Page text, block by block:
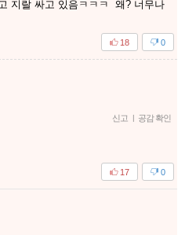
지랄 싸고 있음ㅋㅋㅋ 왜? 너무나
0
18
신고 | 공감 확인
0
17